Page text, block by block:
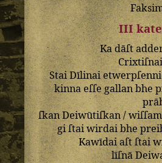
III
Kadāſt
Crixtiſnai
StaiDīlinai
kinnaeſſegallanbhe
ſkan Deiwūtiſkan/
giſtaiwirdaibhe
Kawīdaiaſtſtai
līſnā